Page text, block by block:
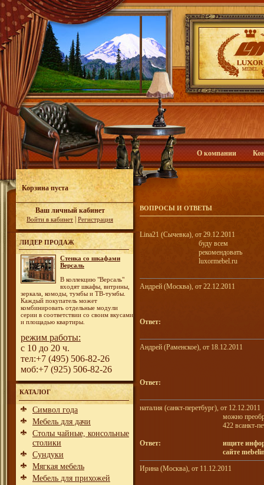
О компании
Корзина пуста
Ваш личный кабинет
Войти в кабинет Регистрация
ЛИДЕР ПРОДАЖ
Стенка со шкафами
Версаль
В коллекцию "Версаль"
входят шкафы, витрины,
зеркала, комоды, тумбы и ТВ-тумбы.
Каждый покупатель может
комбинировать отдельные модули
серии в соответствии со своим вкусами
и площадью квартиры.
режим работы:
с 10 до 20 ч.
тел:+7 (495) 506-82-26
моб:+7 (925) 506-82-26
КАТАЛОГ
Символ года
Мебель для дачи
Столы чайные, консольные
столики
Сундуки
Мягкая мебель
Мебель для прихожей
ВОПРОСЫ И ОТВЕТЫ
Lina21 (Сычевка), от 29.12.2011
буду всем
рекомендовать
luxormebel.ru
Андрей (Москва), от 22.12.2011
Ответ:
Андрей (Раменское), от 18.12.2011
Ответ:
наталия (санкт-перетбург), от 12.12.2011
можно
422 всанкт-
Ответ:
ищите
сайте
Ирина (Москва), от 11.12.2011